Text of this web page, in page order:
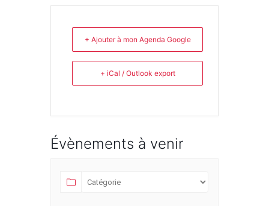
+ Ajouter à mon Agenda Google
+ iCal / Outlook export
Évènements à venir